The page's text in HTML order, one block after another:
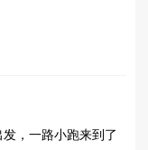
，一路小跑来到了